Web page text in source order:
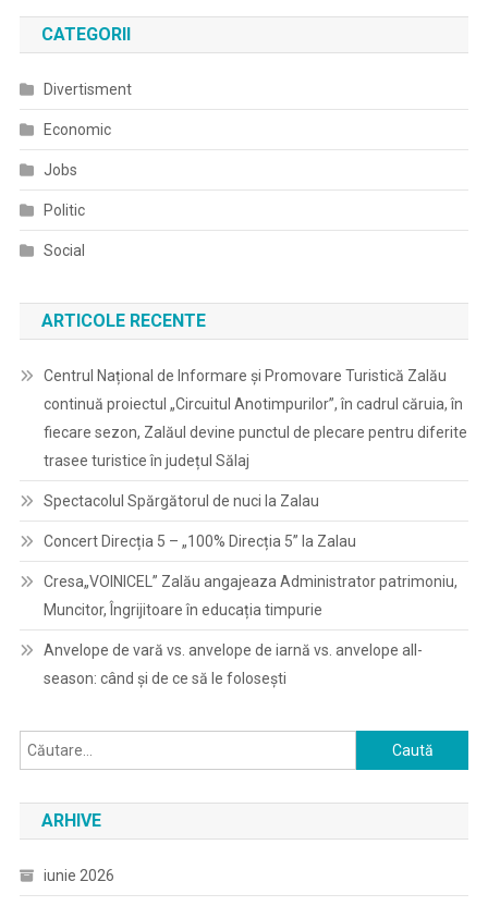
CATEGORII
Divertisment
Economic
Jobs
Politic
Social
ARTICOLE RECENTE
Centrul Național de Informare și Promovare Turistică Zalău
continuă proiectul „Circuitul Anotimpurilor”, în cadrul căruia, în
fiecare sezon, Zalăul devine punctul de plecare pentru diferite
trasee turistice în județul Sălaj
Spectacolul Spărgătorul de nuci la Zalau
Concert Direcția 5 – „100% Direcția 5” la Zalau
Cresa„VOINICEL” Zalău angajeaza Administrator patrimoniu,
Muncitor, Îngrijitoare în educația timpurie
Anvelope de vară vs. anvelope de iarnă vs. anvelope all-
season: când și de ce să le folosești
Caută
după:
ARHIVE
iunie 2026